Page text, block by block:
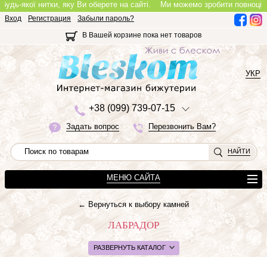
яку Ви оберете на сайті.Ми можемо зробити повноцінне кольє,
Вход Регистрация
Забыли пароль?
В Вашей корзине пока нет товаров
+38 (099) 739-07-15
Задать вопрос Перезвонить Вам?
УКР
НАЙТИ
МЕНЮ САЙТА
← Вернуться к выбору камней
ЛАБРАДОР
РАЗВЕРНУТЬ КАТАЛОГ